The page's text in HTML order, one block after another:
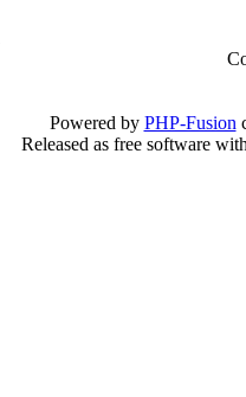
Powered by PHP-Fusion
Released as free software